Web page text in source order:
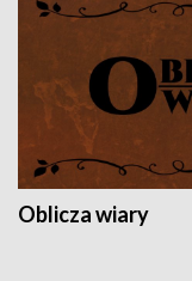
Oblicza wiary